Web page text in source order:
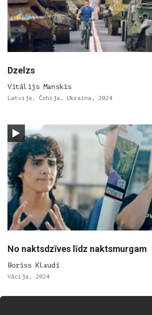
Dzelzs
Vitālijs Manskis
Latvija, Čehija, Ukraina, 2024
No naktsdzīves līdz naktsmurgam
Boriss Klaudi
Vācija, 2024